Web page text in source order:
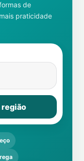
de
praticidade
região